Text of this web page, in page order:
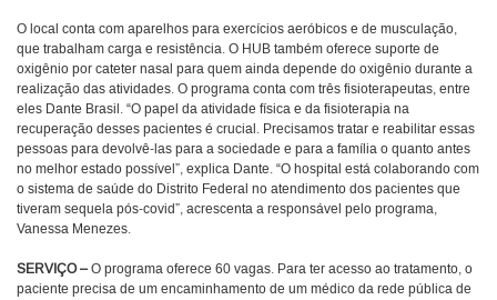
O local conta com aparelhos para exercícios aeróbicos e de musculação,
que trabalham carga e resistência. O HUB também oferece suporte de
oxigênio por cateter nasal para quem ainda depende do oxigênio durante a
realização das atividades. O programa conta com três fisioterapeutas, entre
eles Dante Brasil. “O papel da atividade física e da fisioterapia na
recuperação desses pacientes é crucial. Precisamos tratar e reabilitar essas
pessoas para devolvê-las para a sociedade e para a família o quanto antes
no melhor estado possível”, explica Dante. “O hospital está colaborando com
o sistema de saúde do Distrito Federal no atendimento dos pacientes que
tiveram sequela pós-covid”, acrescenta a responsável pelo programa,
Vanessa Menezes.
SERVIÇO –O programa oferece 60 vagas. Para ter acesso ao tratamento, o
paciente precisa de um encaminhamento de um médico da rede pública de